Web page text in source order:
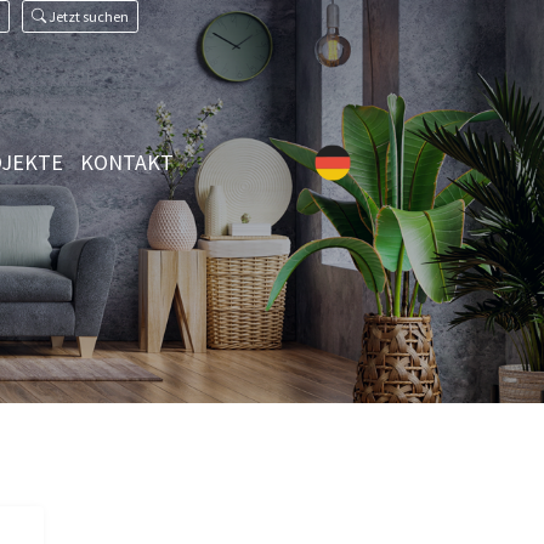
Jetzt suchen
KONTAKT